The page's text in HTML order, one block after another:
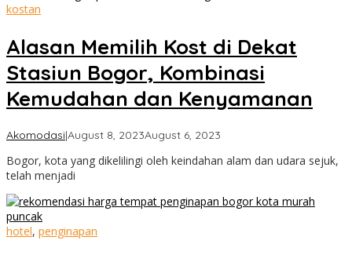
kostan
Alasan Memilih Kost di Dekat
Stasiun Bogor, Kombinasi
Kemudahan dan Kenyamanan
Akomodasi|August 8, 2023August 6, 2023
Bogor
Bogor, kota yang dikelilingi oleh keindahan alam dan udara sejuk,
telah menjadi
hotel, penginapan